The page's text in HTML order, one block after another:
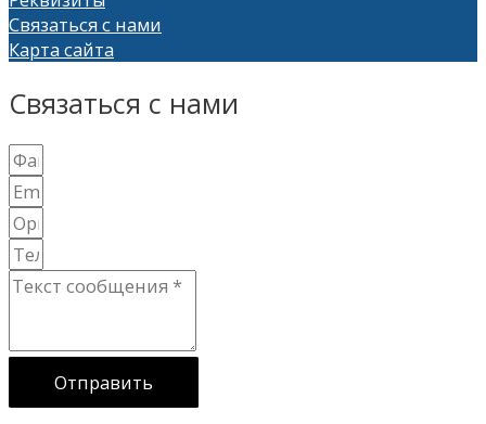
Связаться с нами
Карта сайта
Связаться с нами
Отправить